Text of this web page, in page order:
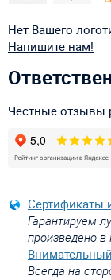
Нет Вашего
Напишите нам!
Честные отзывы
Сертификаты
Гарантируем
произведено в
Всегда на